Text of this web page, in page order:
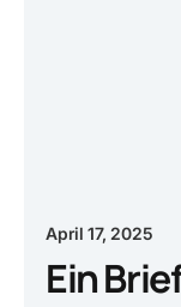
April 17, 2025
Ein